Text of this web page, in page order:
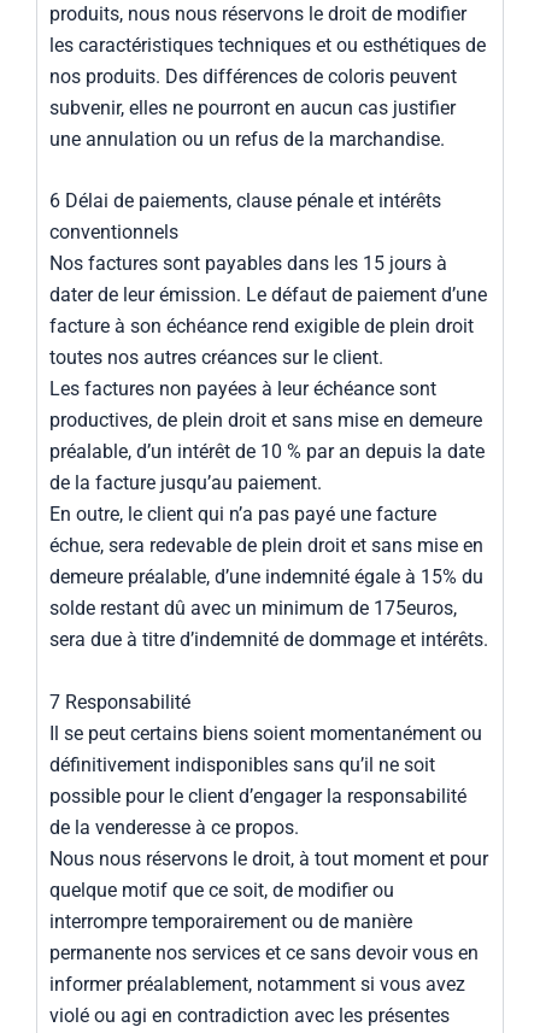
produits, nous nous réservons le droit de modifier
les caractéristiques techniques et ou esthétiques de
nos produits. Des différences de coloris peuvent
subvenir, elles ne pourront en aucun cas justifier
une annulation ou un refus de la marchandise.
6 Délai de paiements, clause pénale et intérêts
conventionnels
Nos factures sont payables dans les 15 jours à
dater de leur émission. Le défaut de paiement d’une
facture à son échéance rend exigible de plein droit
toutes nos autres créances sur le client.
Les factures non payées à leur échéance sont
productives, de plein droit et sans mise en demeure
préalable, d’un intérêt de 10 % par an depuis la date
de la facture jusqu’au paiement.
En outre, le client qui n’a pas payé une facture
échue, sera redevable de plein droit et sans mise en
demeure préalable, d’une indemnité égale à 15% du
solde restant dû avec un minimum de 175euros,
sera due à titre d’indemnité de dommage et intérêts.
7 Responsabilité
Il se peut certains biens soient momentanément ou
définitivement indisponibles sans qu’il ne soit
possible pour le client d’engager la responsabilité
de la venderesse à ce propos.
Nous nous réservons le droit, à tout moment et pour
quelque motif que ce soit, de modifier ou
interrompre temporairement ou de manière
permanente nos services et ce sans devoir vous en
informer préalablement, notamment si vous avez
violé ou agi en contradiction avec les présentes